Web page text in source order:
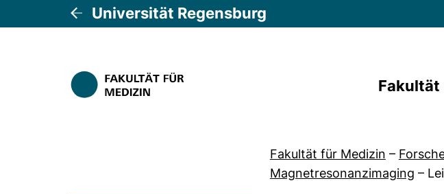
Universität Regensburg
Fakultät
Fakultät für Medizin –
Magnetresonanzimaging –